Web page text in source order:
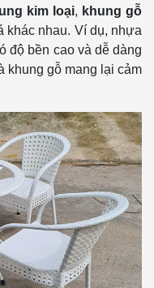
kim loại, khung gỗ
nhau. Ví dụ, nhựa
độ bền cao và dễ dàng
khung gỗ mang lại cảm